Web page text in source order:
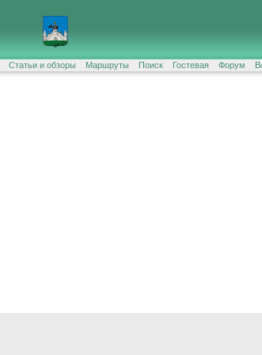
Статьи и обзоры Маршруты Поиск Гостевая Форум